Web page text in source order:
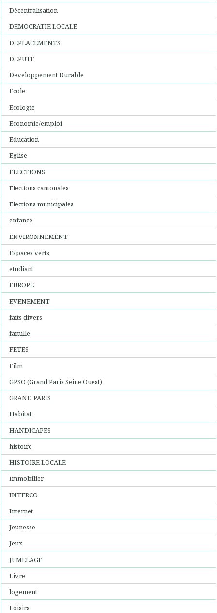
Décentralisation
DEMOCRATIE LOCALE
DEPLACEMENTS
DEPUTE
Developpement Durable
Ecole
Ecologie
Economie/emploi
Education
Eglise
ELECTIONS
Elections cantonales
Elections municipales
enfance
ENVIRONNEMENT
Espaces verts
etudiant
EUROPE
EVENEMENT
faits divers
famille
FETES
Film
GPSO (Grand Paris Seine Ouest)
GRAND PARIS
Habitat
HANDICAPES
histoire
HISTOIRE LOCALE
Immobilier
INTERCO
Internet
Jeunesse
Jeux
JUMELAGE
Livre
logement
Loisirs